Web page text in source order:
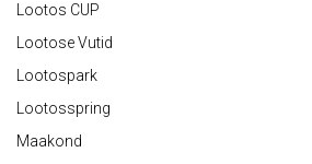
Lootos CUP
Lootose Vutid
Lootospark
Lootosspring
Maakond